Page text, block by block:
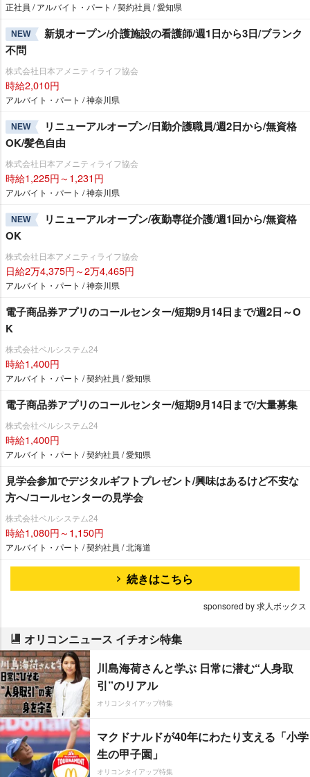
正社員 / アルバイト・パート / 契約社員 / 愛知県
NEW
新規オープン/介護施設の看護師/週1日から3日/ブランク
不問
株式会社日本アメニティライフ協会
時給2,010円
アルバイト・パート / 神奈川県
NEW
リニューアルオープン/日勤介護職員/週2日から/無資格
OK/髪色自由
株式会社日本アメニティライフ協会
時給1,225円～1,231円
アルバイト・パート / 神奈川県
NEW
リニューアルオープン/夜勤専従介護/週1回から/無資格
OK
株式会社日本アメニティライフ協会
日給2万4,375円～2万4,465円
アルバイト・パート / 神奈川県
電子商品券アプリのコールセンター/短期9月14日まで/週2日～O
K
株式会社ベルシステム24
時給1,400円
アルバイト・パート / 契約社員 / 愛知県
電子商品券アプリのコールセンター/短期9月14日まで/大量募集
株式会社ベルシステム24
時給1,400円
アルバイト・パート / 契約社員 / 愛知県
見学会参加でデジタルギフトプレゼント/興味はあるけど不安な
方へ/コールセンターの見学会
株式会社ベルシステム24
時給1,080円～1,150円
アルバイト・パート / 契約社員 / 北海道
続きはこちら
sponsored by 求人ボックス
オリコンニュース イチオシ特集
川島海荷さんと学ぶ 日常に潜む“人身取
引”のリアル
オリコンタイアップ特集
マクドナルドが40年にわたり支える「小学
生の甲子園」
オリコンタイアップ特集